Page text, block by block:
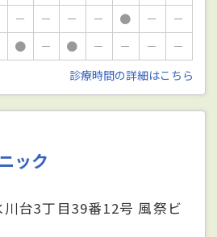
－ － － － ● －
－
● － ● － － －
－
診療時間の詳細はこちら
ック
台3丁目39番12号 風祭ビ